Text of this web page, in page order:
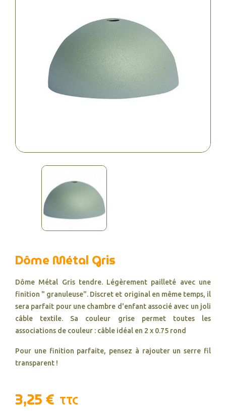
Dôme Métal Gris
Dôme Métal Gris tendre. Légèrement pailleté avec une
finition " granuleuse". Discret et original en même temps, il
sera parfait pour une chambre d'enfant associé avec un joli
câble textile. Sa couleur grise permet toutes les
associations de couleur : câble idéal en 2 x 0.75 rond
Pour une finition parfaite, pensez à rajouter un serre fil
transparent !
3,25 € TTC